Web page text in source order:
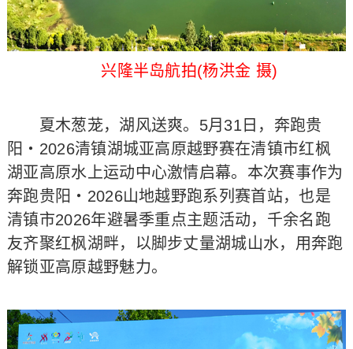
兴隆半岛航拍(杨洪金 摄)
夏木葱茏，湖风送爽。5月31日，奔跑贵
阳・2026清镇湖城亚高原越野赛在清镇市红枫
湖亚高原水上运动中心激情启幕。本次赛事作为
奔跑贵阳・2026山地越野跑系列赛首站，也是
清镇市2026年避暑季重点主题活动，千余名跑
友齐聚红枫湖畔，以脚步丈量湖城山水，用奔跑
解锁亚高原越野魅力。